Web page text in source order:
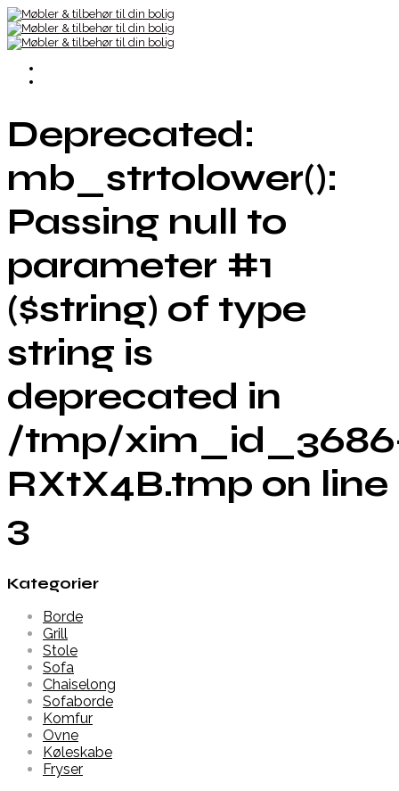
Deprecated:
mb_strtolower():
Passing null to
parameter #1
($string) of type
string is
deprecated in
/tmp/
RXtX4B.tmp on line
3
Kategorier
Borde
Grill
Stole
Sofa
Chaiselong
Sofaborde
Komfur
Ovne
Køleskabe
Fryser